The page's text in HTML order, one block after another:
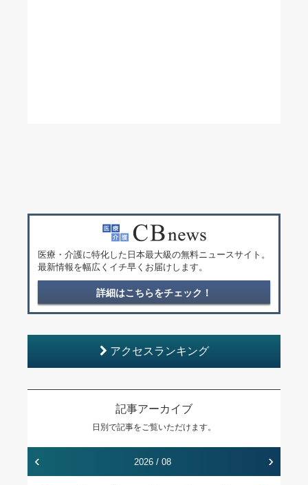
医療・介護に特化した日本最大級の無料ニュースサイト。
最新情報を幅広くイチ早くお届けします。
詳細はこちらをチェック！
アクセスランキング
記事アーカイブ
日別で記事をご覧いただけます。
‹ 2026 / 08 ›